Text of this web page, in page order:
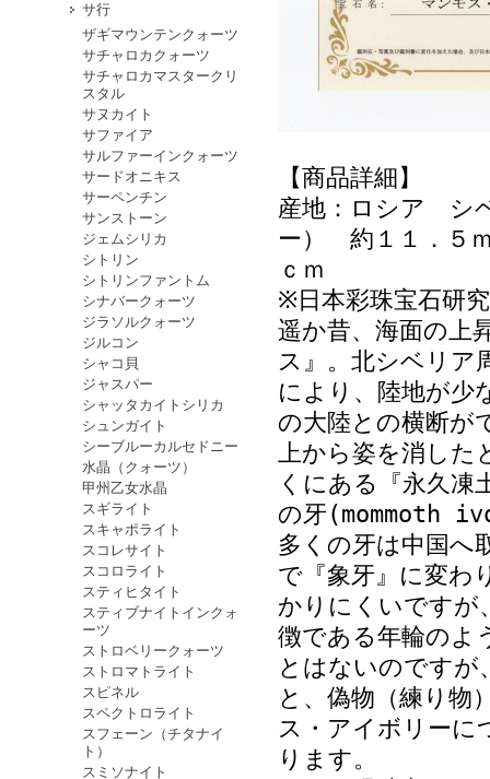
サ行
ザギマウンテンクォーツ
サチャロカクォーツ
サチャロカマスタークリ
スタル
サヌカイト
サファイア
サルファーインクォーツ
サードオニキス
サーペンチン
サンストーン
ジェムシリカ
シトリン
シトリンファントム
シナバークォーツ
ジラソルクォーツ
ジルコン
シャコ貝
ジャスパー
シャッタカイトシリカ
シュンガイト
シーブルーカルセドニー
水晶（クォーツ）
甲州乙女水晶
スギライト
スキャポライト
スコレサイト
スコロライト
スティヒタイト
スティブナイトインクォ
ーツ
ストロベリークォーツ
ストロマトライト
スピネル
スペクトロライト
スフェーン（チタナイ
ト）
スミソナイト
【商品詳細】
産地：ロシア シ
ー） 約１１．５
ｃｍ
※日本彩珠宝石研
遥か昔、海面の上
ス』。北シベリア
により、陸地が少
の大陸との横断が
上から姿を消した
くにある『永久凍
の牙(mommoth
多くの牙は中国へ
で『象牙』に変わ
かりにくいですが
徴である年輪のよ
とはないのですが
と、偽物（練り物
ス・アイボリーに
ります。